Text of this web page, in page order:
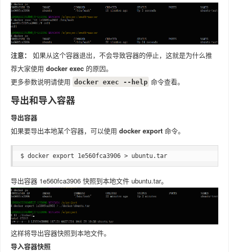
注意：
如果从这个容器退出，不会导致容器的停止，这就是为什么推
荐大家使用 docker exec 的原因。
更多参数说明请使用 docker exec --help 命令查看。
导出和导入容器
导出容器
如果要导出本地某个容器，可以使用 docker export 命令。
$ docker export 1e560fca3906 > ubuntu.tar
导出容器 1e560fca3906 快照到本地文件 ubuntu.tar。
这样将导出容器快照到本地文件。
导入容器快照